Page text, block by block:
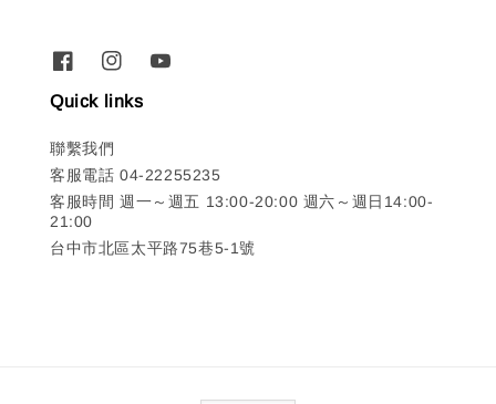
Quick links
聯繫我們
客服電話 04-22255235
客服時間 週一～週五 13:00-20:00 週六～週日14:00-
21:00
台中市北區太平路75巷5-1號